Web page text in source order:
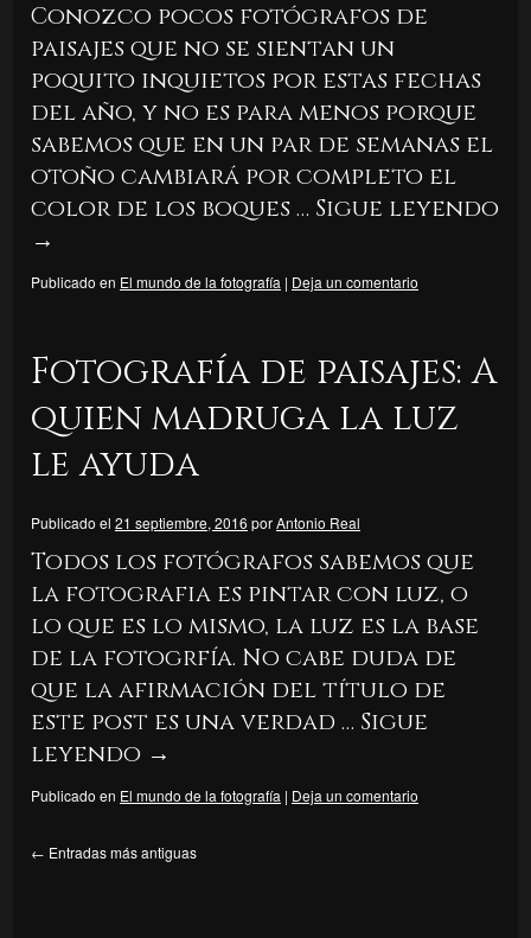
Conozco pocos fotógrafos de
paisajes que no se sientan un
poquito inquietos por estas fechas
del año, y no es para menos porque
sabemos que en un par de semanas el
otoño cambiará por completo el
color de los boques … Sigue leyendo
→
Publicado en El mundo de la fotografía | Deja un comentario
Fotografía de paisajes: A
quien madruga la luz
le ayuda
Publicado el 21 septiembre, 2016 porAntonio Real
Todos los fotógrafos sabemos que
la fotografia es pintar con luz, o
lo que es lo mismo, la luz es la base
de la fotogrfía. No cabe duda de
que la afirmación del título de
este post es una verdad … Sigue
leyendo →
Publicado en El mundo de la fotografía | Deja un comentario
← Entradas más antiguas